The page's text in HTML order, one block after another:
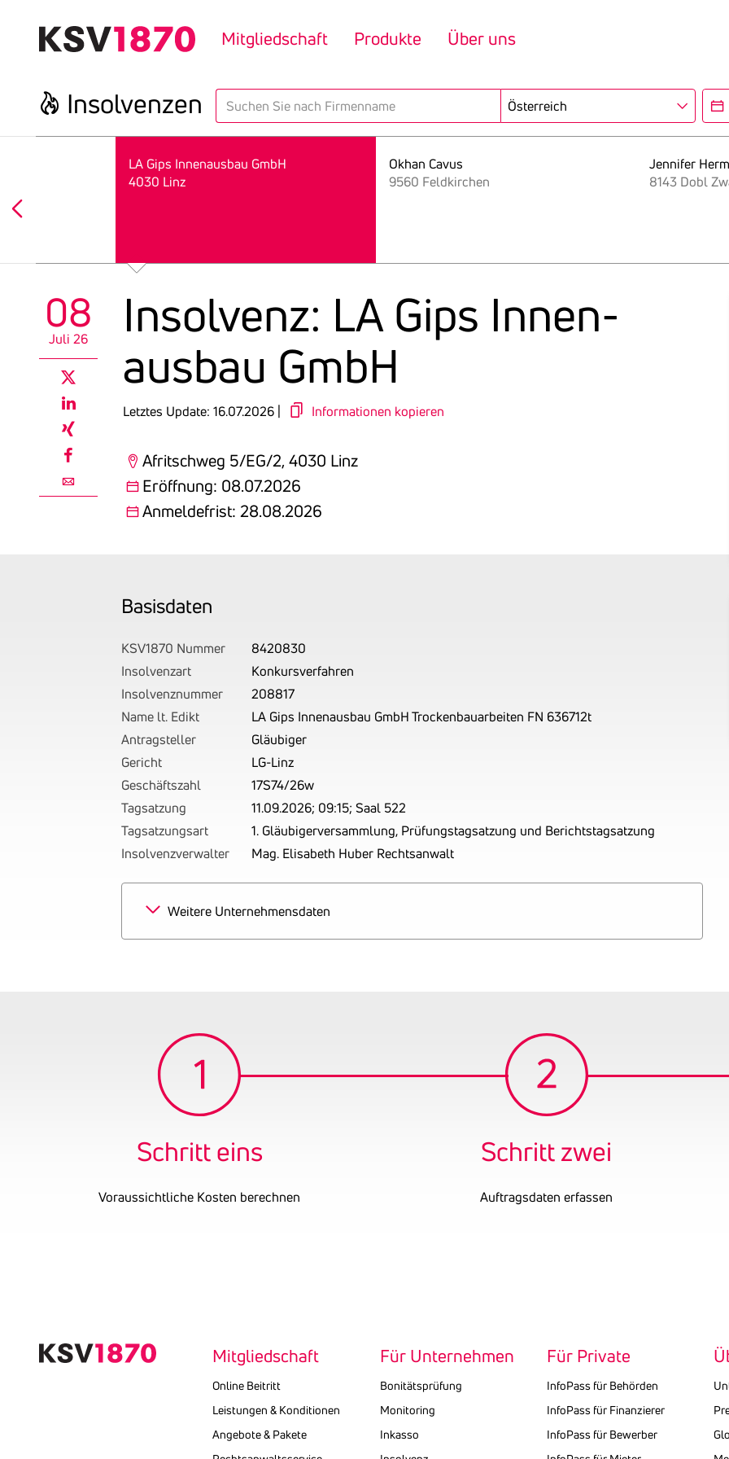
Mitgliedschaft Produkte Über uns
Insol­venzen search Region
LA Gips Innenausbau GmbH
4030 Linz
Okhan Cavus
9560 Feldkirchen
Jennifer
8143 Dobl
08
Juli 26
email
Insol­venz: LA Gips Innen­
ausbau GmbH
Letztes Update: 16.07.2026 | Informationen kopieren
Afritschweg 5/EG/2, 4030 Linz
Eröffnung: 08.07.2026
Anmeldefrist: 28.08.2026
Basis­daten
KSV1870 Nummer
8420830
Insolvenzart
Konkursverfahren
Insolvenznummer
208817
Name lt. Edikt
LA Gips Innenausbau GmbH Trockenbauarbeiten FN 636712t
Antragsteller
Gläubiger
Gericht
LG-Linz
Geschäftszahl
17S74/26w
Tagsatzung
11.09.2026; 09:15; Saal 522
Tagsatzungsart
1. Gläubigerversammlung, Prüfungstagsatzung und Berichtstagsatzung
Insolvenzverwalter
Mag. Elisabeth Huber Rechtsanwalt
Weitere Unternehmensdaten
Schritt eins
Voraussichtliche Kosten berechnen
Schritt zwei
Auftragsdaten erfassen
Mitgliedschaft
Online Beitritt
Leistungen & Konditionen
Angebote & Pakete
Für Unternehmen
Bonitätsprüfung
Monitoring
Inkasso
Für Private
InfoPass für Behörden
InfoPass für Finanzierer
InfoPass für Bewerber